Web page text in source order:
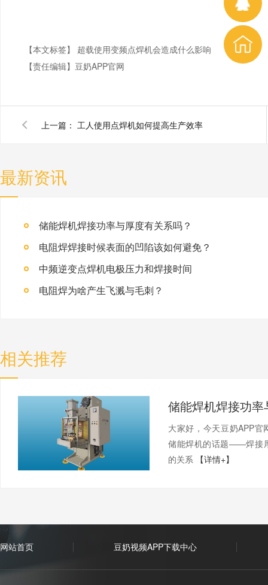
【本文标签】 超载使用变频点焊机会造成什么影响
【责任编辑】 豆奶APP官网
上一篇： 工人使用点焊机如何提高生产效率
最新资讯
储能焊机焊接功率与厚度有关系吗？
电阻焊焊接时候表面的凹陷该如何避免？
中频逆变点焊机电极压力和焊接时间
电阻焊为啥产生飞溅与毛刺？
相关推荐
大家好，今天豆奶
储能焊机的话题——焊接
的关系 【详情+】
网站首页 豆奶视频APP下载中心